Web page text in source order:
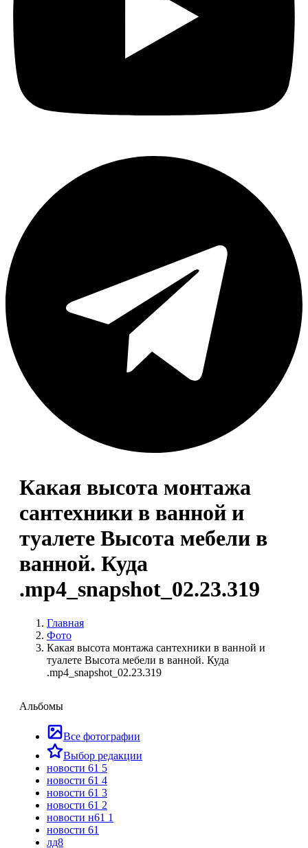
Какая высота монтажа
сантехники в ванной и
туалете Высота мебели в
ванной. Куда
.mp4_snapshot_02.23.319
Главная
Фото
Какая высота монтажа сантехники в ванной и
туалете Высота мебели в ванной. Куда
.mp4_snapshot_02.23.319
Альбомы
Все фотографии
Выбор редакции
новости 61 5
новости 61 4
новости 61 3
новости 61 2
новости н61 1
новости 61
лд8